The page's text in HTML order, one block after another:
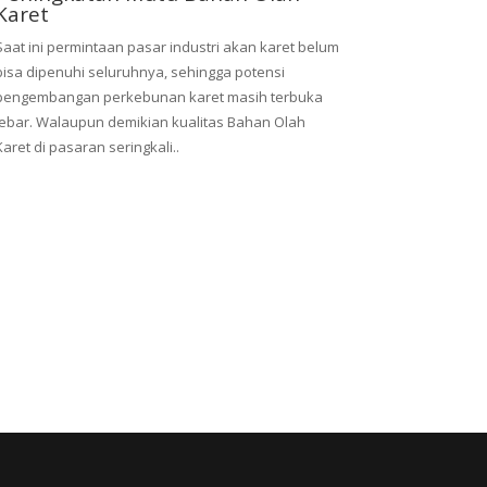
ini permintaan pasar industri akan karet belum
dipenuhi seluruhnya, sehingga potensi
perkebunan karet masih terbuka
Walaupun demikian kualitas Bahan Olah
di pasaran seringkali..